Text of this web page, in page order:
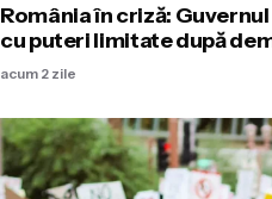
România în criză:
cu puteri limitate după
acum 2 zile